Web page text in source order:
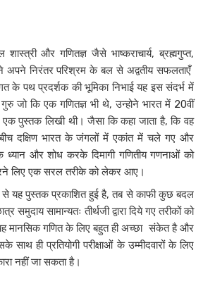
और गणितज्ञ जैसे भाष्कराचार्य, ब्रह्मगुप्त,
अपने निरंतर परिश्रम के बल से अद्वतीय सफलताएँ
के पथ प्रदर्शक की भूमिका निभाई यह इस संदर्भ में
जो कि एक गणितज्ञ भी थे, उन्होने भारत में 20वीं
पुस्तक लिखी थी। जैसा कि कहा जाता है, कि वह
दक्षिण भारत के जंगलों में एकांत में चले गए और
और शोध करके दिमागी गणितीय गणनाओं को
लिए एक सरल तरीके को लेकर आए।
से यह पुस्तक प्रकाशित हुई है, तब से काफी कुछ बदल
समुदाय सामान्यतः तीर्थजी द्वारा दिये गए तरीकों को
मानसिक गणित के लिए बहुत ही अच्छा संकेत है और
साथ ही प्रतियोगी परीक्षाओं के उम्मीदवारों के लिए
नहीं जा सकता है।